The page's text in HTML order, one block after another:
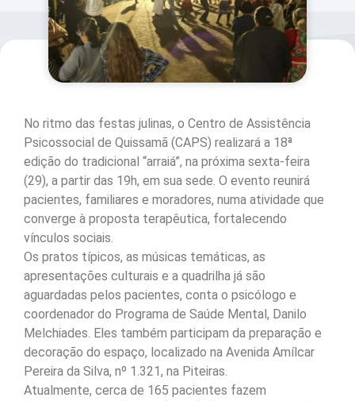
No ritmo das festas julinas, o Centro de Assistência
Psicossocial de Quissamã (CAPS) realizará a 18ª
edição do tradicional “arraiá”, na próxima sexta-feira
(29), a partir das 19h, em sua sede. O evento reunirá
pacientes, familiares e moradores, numa atividade que
converge à proposta terapêutica, fortalecendo
vínculos sociais.
Os pratos típicos, as músicas temáticas, as
apresentações culturais e a quadrilha já são
aguardadas pelos pacientes, conta o psicólogo e
coordenador do Programa de Saúde Mental, Danilo
Melchiades. Eles também participam da preparação e
decoração do espaço, localizado na Avenida Amílcar
Pereira da Silva, nº 1.321, na Piteiras.
Atualmente, cerca de 165 pacientes fazem